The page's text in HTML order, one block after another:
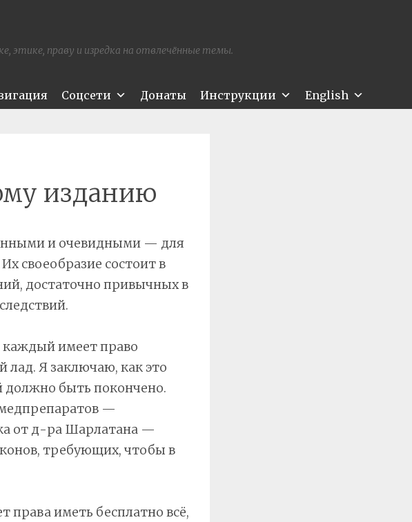
этике, праву и изредка на отвлечённые темы.
Соцсети Донаты Инструкции English
изданию
и очевидными — для
своеобразие состоит в
достаточно привычных в
каждый имеет право
лад. Я заключаю, как это
должно быть покончено.
—
от д-ра Шарлатана —
требующих, чтобы в
права иметь бесплатно всё,